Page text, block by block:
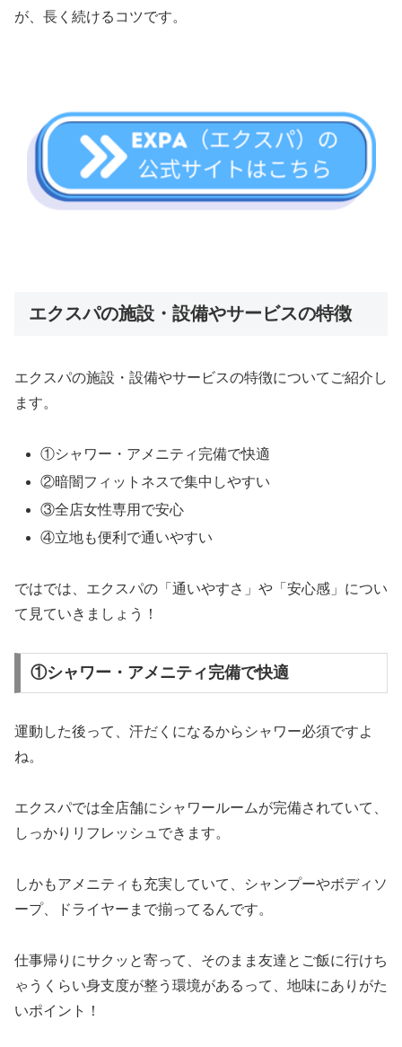
が、長く続けるコツです。
エクスパの施設・設備やサービスの特徴
エクスパの施設・設備やサービスの特徴についてご紹介し
ます。
①シャワー・アメニティ完備で快適
②暗闇フィットネスで集中しやすい
③全店女性専用で安心
④立地も便利で通いやすい
ではでは、エクスパの「通いやすさ」や「安心感」につい
て見ていきましょう！
①シャワー・アメニティ完備で快適
運動した後って、汗だくになるからシャワー必須ですよ
ね。
エクスパでは全店舗にシャワールームが完備されていて、
しっかりリフレッシュできます。
しかもアメニティも充実していて、シャンプーやボディソ
ープ、ドライヤーまで揃ってるんです。
仕事帰りにサクッと寄って、そのまま友達とご飯に行けち
ゃうくらい身支度が整う環境があるって、地味にありがた
いポイント！